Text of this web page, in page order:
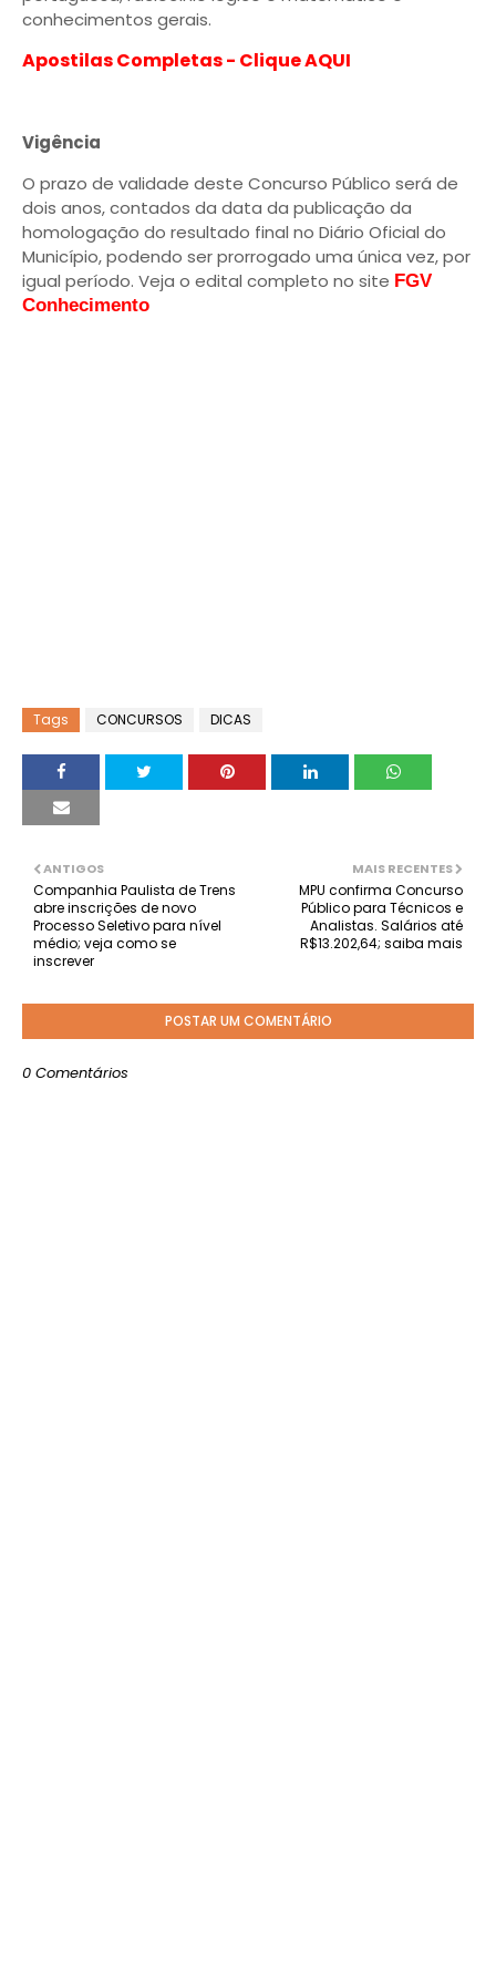
conhecimentos gerais.
Apostilas Completas - Clique AQUI
Vigência
O prazo de validade deste Concurso Público será de
dois anos, contados da data da publicação da
homologação do resultado final no Diário Oficial do
Município, podendo ser prorrogado uma única vez, por
igual período. Veja o edital completo no site FGV
Conhecimento
Tags CONCURSOS DICAS
MAIS RECENTES
MPU confirma Concurso
Público para Técnicos e
Analistas. Salários até
R$13.202,64; saiba mais
ANTIGOS
Companhia Paulista de Trens
abre inscrições de novo
Processo Seletivo para nível
médio; veja como se
inscrever
POSTAR UM COMENTÁRIO
0 Comentários